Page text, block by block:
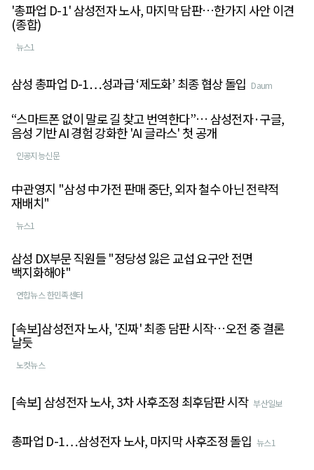
'총파업 D-1' 삼성전자 노사, 마지막 담판…한가지 사안 이견
(종합)
뉴스1
삼성 총파업 D-1…성과급 ‘제도화’ 최종 협상 돌입 Daum
“스마트폰 없이 말로 길 찾고 번역한다”… 삼성전자·구글,
음성 기반 AI 경험 강화한 'AI 글라스' 첫 공개
인공지능신문
中관영지 "삼성 中가전 판매 중단, 외자 철수 아닌 전략적
재배치"
뉴스1
삼성 DX부문 직원들 "정당성 잃은 교섭 요구안 전면
백지화해야"
연합뉴스 한민족센터
[속보]삼성전자 노사, '진짜' 최종 담판 시작…오전 중 결론
날듯
노컷뉴스
[속보] 삼성전자 노사, 3차 사후조정 최후담판 시작 부산일보
총파업 D-1…삼성전자 노사, 마지막 사후조정 돌입 뉴스1